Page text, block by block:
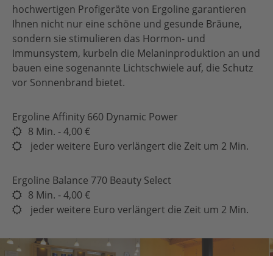
hochwertigen Profigeräte von Ergoline garantieren
Ihnen nicht nur eine schöne und gesunde Bräune,
sondern sie stimulieren das Hormon- und
Immunsystem, kurbeln die Melaninproduktion an und
bauen eine sogenannte Lichtschwiele auf, die Schutz
vor Sonnenbrand bietet.
Ergoline Affinity 660 Dynamic Power
8 Min. - 4,00 €
jeder weitere Euro verlängert die Zeit um 2 Min.
Ergoline Balance 770 Beauty Select
8 Min. - 4,00 €
jeder weitere Euro verlängert die Zeit um 2 Min.